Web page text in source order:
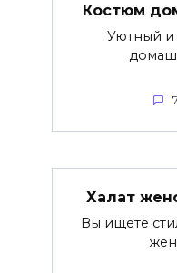
Костюм
Уютный и
Халат
Вы ищете